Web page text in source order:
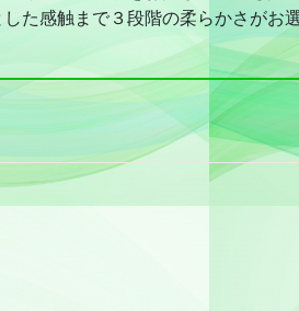
た感触まで３段階の柔らかさがお